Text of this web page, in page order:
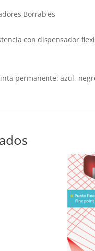
Borrables
con dispensador
permanente: azul,